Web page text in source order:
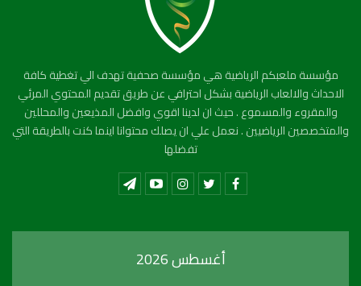
مؤسسة ملعبكم الرياضية هي مؤسسة صحفية تهدف الي تغطية كافة
الاحداث والالعاب الرياضية بشكل احترافي عن طريق تقديم المحتوي المرئي
والمقروء والمسموع . حيث ان لدينا اقوي وافضل المذيعين والمحللين
والمتخصصين الرياضيين . نعمل علي ان يصلك محتوانا اينما كنت بالطريقة التي
تفضلها
أغسطس 2026